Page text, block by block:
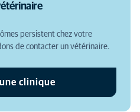
de votre chat vous-
persistent chez votre
de contacter un vétérinaire.
clinique